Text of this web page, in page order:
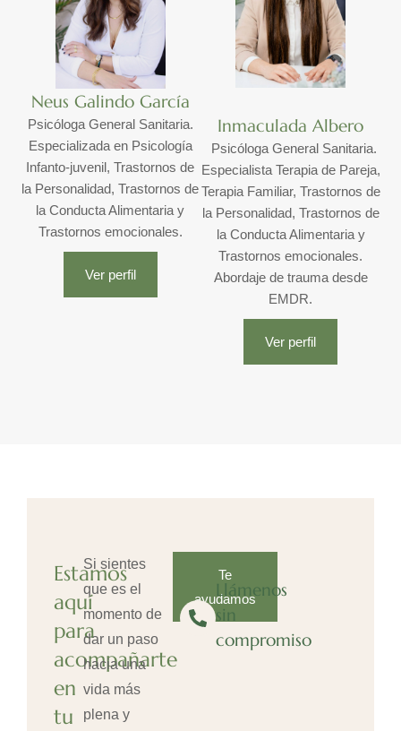
Neus Galindo García
Psicóloga General Sanitaria.
Especializada en Psicología
Infanto-juvenil, Trastornos de
la Personalidad, Trastornos de
la Conducta Alimentaria y
Trastornos emocionales.
Ver perfil
Inmaculada Albero
Psicóloga General Sanitaria.
Especialista Terapia de Pareja,
Terapia Familiar, Trastornos de
la Personalidad, Trastornos de
la Conducta Alimentaria y
Trastornos emocionales.
Abordaje de trauma desde
EMDR.
Ver perfil
Estamos
aquí
para
acompañarte
en
tu
Si sientes
que es el
momento de
dar un paso
hacia una
vida más
plena y
Te
ayudamos
Llámenos
sin
compromiso